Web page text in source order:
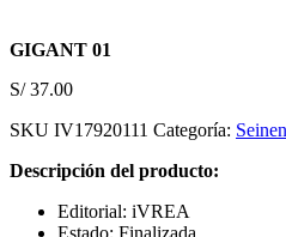
GIGANT 01
S/37.00
SKU IV17920111 Categoría: Seinen
Descripción del producto:
Editorial: iVREA
Estado: Finalizada